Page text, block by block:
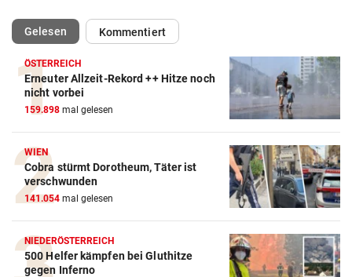
Gelesen(ausgewählt)Kommentiert
ÖSTERREICH
Erneuter Allzeit-Rekord ++ Hitze noch
nicht vorbei
159.898 mal gelesen
WIEN
Cobra stürmt Dorotheum, Täter ist
verschwunden
141.054 mal gelesen
NIEDERÖSTERREICH
500 Helfer kämpfen bei Gluthitze
gegen Inferno